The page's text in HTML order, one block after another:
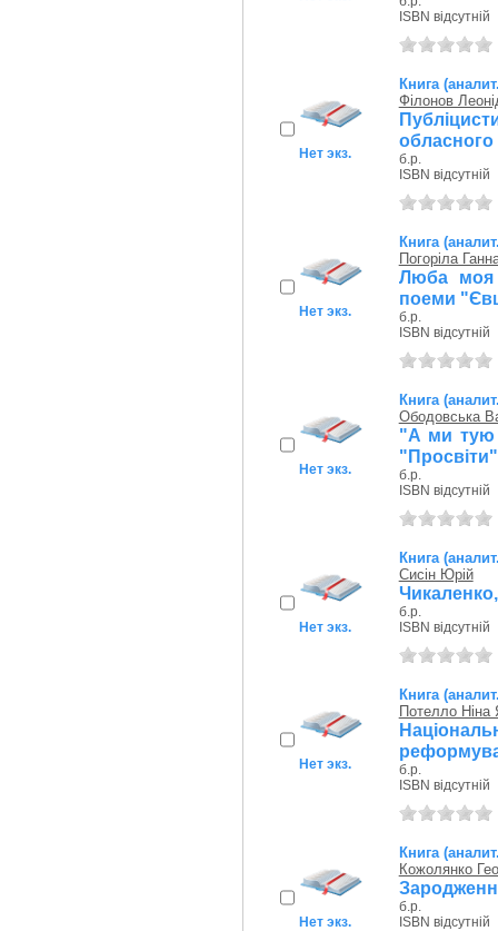
ISBN відсутній
Нет экз.
Книга
Філонов
обласного
б.р.
ISBN відсутній
Нет экз.
Книга
Погоріла
Люба моя
поеми
б.р.
ISBN відсутній
Нет экз.
Книга
Ободовська
"А ми тую
"Просвіти"
б.р.
ISBN відсутній
Нет экз.
Книга
Сисін Юрій
б.р.
ISBN відсутній
Нет экз.
Книга
Потелло Ніна
б.р.
ISBN відсутній
Нет экз.
Книга
Кожолянко
б.р.
ISBN відсутній